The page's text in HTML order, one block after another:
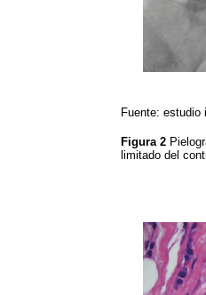
Fuente: estudio
Figura 2
limitado del